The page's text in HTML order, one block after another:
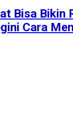
Bisa Bikin
Cara